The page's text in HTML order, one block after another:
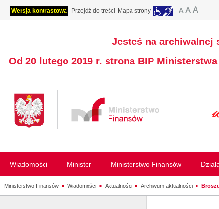
Wersja kontrastowa Przejdź do treści Mapa strony
Jesteś na archiwalnej
Od 20 lutego 2019 r. strona BIP
Wiadomości Minister Ministerstwo Finansów
Ministerstwo Finansów Wiadomości Aktualności Archiwum aktualności